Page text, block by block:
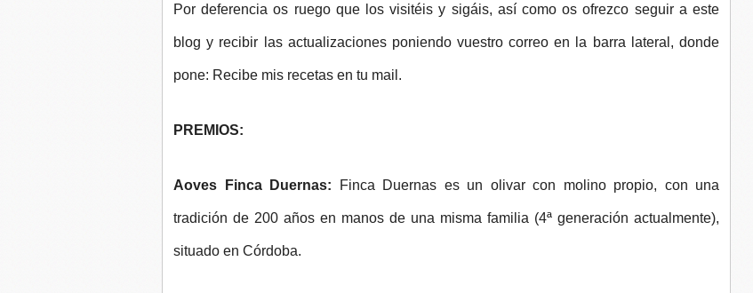
Por deferencia os ruego que los visitéis y sigáis, así como os ofrezco seguir a este
blog y recibir las actualizaciones poniendo vuestro correo en la barra lateral, donde
pone: Recibe mis recetas en tu mail.
PREMIOS:
Aoves Finca Duernas: Finca Duernas es un olivar con molino propio, con una
tradición de 200 años en manos de una misma familia (4ª generación actualmente),
situado en Córdoba.